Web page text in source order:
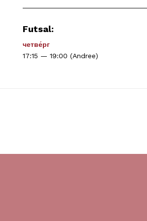
Futsal:
четве́рг
17:15 — 19:00 (Andree)